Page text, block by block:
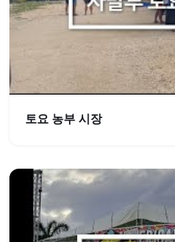
토요 농부 시장